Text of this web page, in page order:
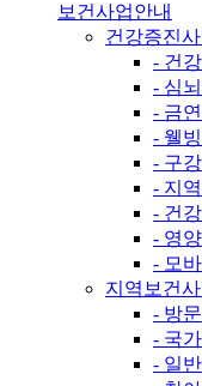
보건사업안내
건강증진
- 건
- 심
- 금
- 웰
- 구
- 지
- 건
- 영
- 모
지역보건
- 방
- 국
- 일